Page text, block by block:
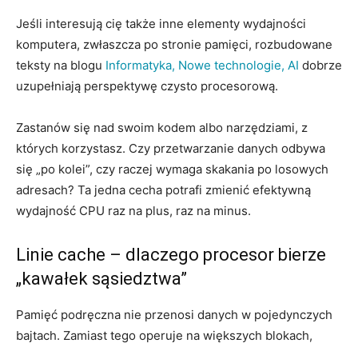
Jeśli interesują cię także inne elementy wydajności
komputera, zwłaszcza po stronie pamięci, rozbudowane
teksty na blogu Informatyka, Nowe technologie, AI dobrze
uzupełniają perspektywę czysto procesorową.
Zastanów się nad swoim kodem albo narzędziami, z
których korzystasz. Czy przetwarzanie danych odbywa
się „po kolei”, czy raczej wymaga skakania po losowych
adresach? Ta jedna cecha potrafi zmienić efektywną
wydajność CPU raz na plus, raz na minus.
Linie cache – dlaczego procesor bierze
„kawałek sąsiedztwa”
Pamięć podręczna nie przenosi danych w pojedynczych
bajtach. Zamiast tego operuje na większych blokach,